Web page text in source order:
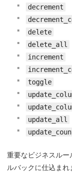
decrement
delete
delete_all
increment
toggle
update_all
重要なビジネスル
ルバックに仕込ま